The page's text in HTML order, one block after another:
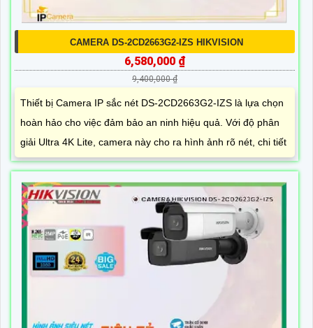
CAMERA DS-2CD2663G2-IZS HIKVISION
6,580,000 ₫
9,400,000 ₫
Thiết bị Camera IP sắc nét DS-2CD2663G2-IZS là lựa chọn
hoàn hảo cho việc đảm bảo an ninh hiệu quả. Với độ phân
giải Ultra 4K Lite, camera này cho ra hình ảnh rõ nét, chi tiết